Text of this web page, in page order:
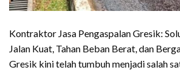
Kontraktor Jasa Pengaspalan Gresik:
Jalan Kuat, Tahan Beban Berat, dan
Gresik kini telah tumbuh menjadi salah